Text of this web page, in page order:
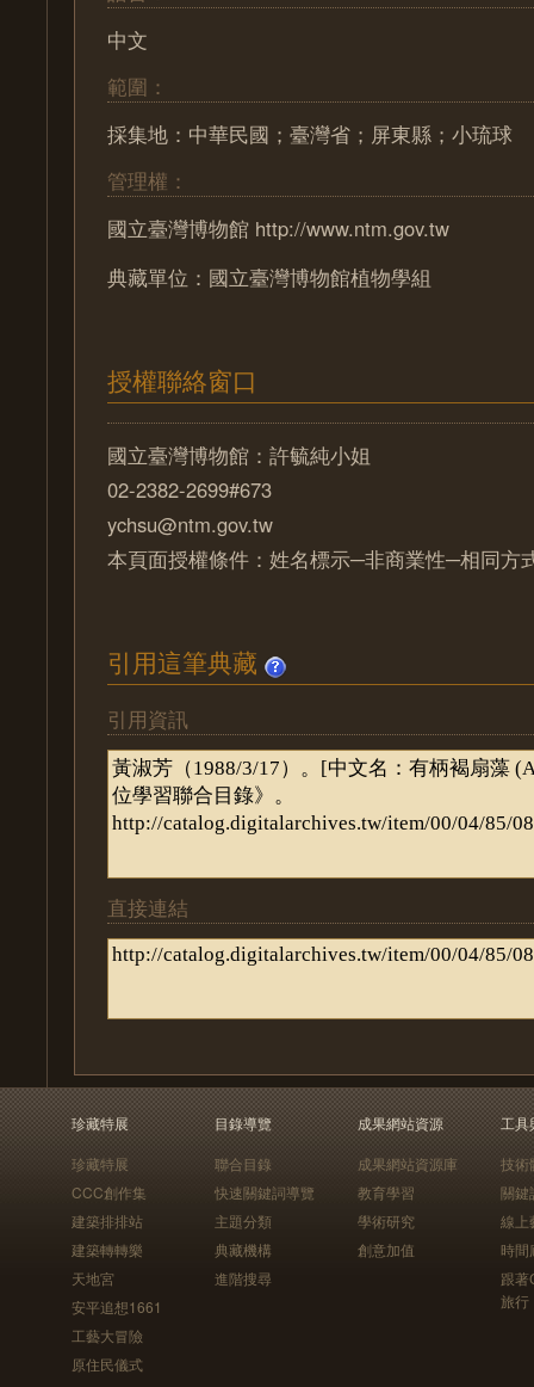
中文
範圍：
採集地：中華民國；臺灣省；屏東縣；小琉球
管理權：
國立臺灣博物館 http://www.ntm.gov.tw
典藏單位：國立臺灣博物館植物學組
授權聯絡窗口
國立臺灣博物館：許毓純小姐
02-2382-2699#673
ychsu@ntm.gov.tw
本頁面授權條件：姓名標示─非商業性─相同方
引用這筆典藏
引用資訊
直接連結
珍藏特展
珍藏特展
CCC創作集
建築排排站
建築轉轉樂
天地宮
安平追想1661
工藝大冒險
原住民儀式
目錄導覽
聯合目錄
快速關鍵詞導覽
主題分類
典藏機構
進階搜尋
成果網站資源
成果網站資源庫
教育學習
學術研究
創意加值
工具
技術
關鍵
線上
時間
跟
旅行